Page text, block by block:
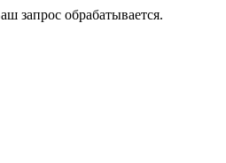
запрос обрабатывается.